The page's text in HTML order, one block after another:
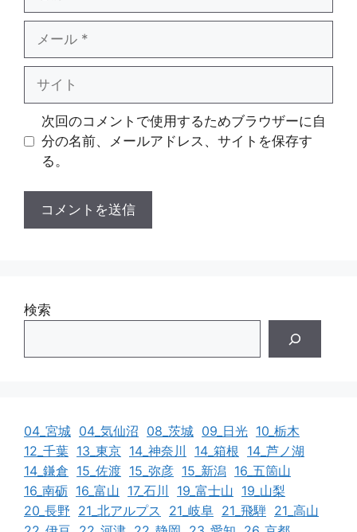
ル
次回のコメントで使用するためブラウザーに自
分の名前、メールアドレス、サイトを保存す
る。
検索
04_宮城 04_気仙沼 08_茨城 09_日光 10_栃木
12_千葉 13_東京 14_神奈川 14_箱根 14_芦ノ湖
14_鎌倉 15_佐渡 15_弥彦 15_新潟 16_五箇山
16_南砺 16_富山 17_石川 19_富士山 19_山梨
20_長野 21_北アルプス 21_岐阜 21_飛騨 21_高山